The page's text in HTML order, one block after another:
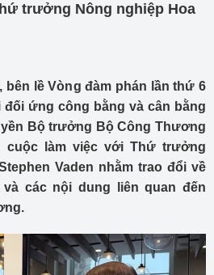
trưởng Nông nghiệp Hoa
bên lề Vòng đàm phán lần thứ 6
đối ứng công bằng và cân bằng
Bộ trưởng Bộ Công Thương
cuộc làm việc với Thứ trưởng
Vaden nhằm trao đổi về
các nội dung liên quan đến